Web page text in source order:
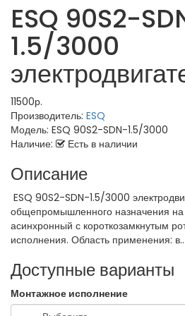
ESQ 90S2-
1.5/3000
11500р.
Производитель: ESQ
Модель: ESQ 90S2-SDN-1.5/3000
Наличие:
Есть в наличии
Описание
ESQ 90S2-SDN-1.5/3000
общепромышленного назначения
асинхронный с короткозамкнутым
исполнения. Область применения: в...
Доступные варианты
Монтажное исполнение